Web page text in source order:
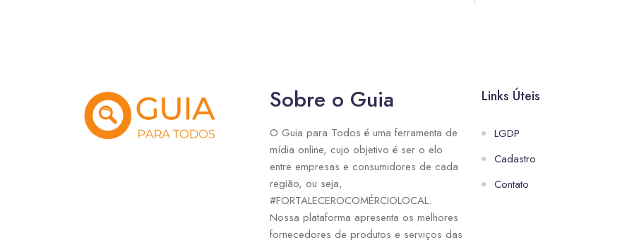
Sobre o Guia
O Guia para Todos é uma ferramenta de
mídia online, cujo objetivo é ser o elo
entre empresas e consumidores de cada
região, ou seja,
#FORTALECEROCOMÉRCIOLOCAL.
Nossa plataforma apresenta os melhores
fornecedores de produtos e serviços das
Links Úteis
LGDP
Cadastro
Contato